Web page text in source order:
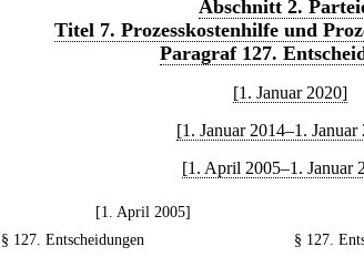
Abschnitt 2.
Titel 7. Prozesskostenhilfe und
Paragraf 127.
[1. Januar 2020]
[1. Januar 2014–1. Januar
[1. April 2005–1. Januar
[1. April 2005]
§ 127. Entscheidungen
§ 127.